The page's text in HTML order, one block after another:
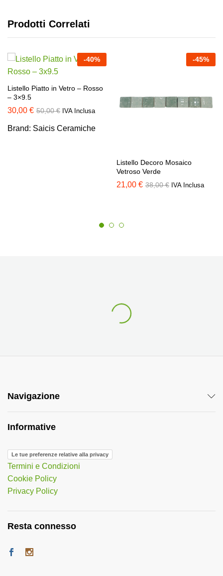
Prodotti Correlati
-40%
Listello Piatto in Vetro – Rosso
– 3×9.5
30,00 € 50,00€ IVA Inclusa
Brand: Saicis Ceramiche
-45%
Listello Decoro Mosaico
Vetroso Verde
21,00 € 38,00€ IVA Inclusa
Navigazione
Informative
Le tue preferenze relative alla privacy
Termini e Condizioni
Cookie Policy
Privacy Policy
Resta connesso